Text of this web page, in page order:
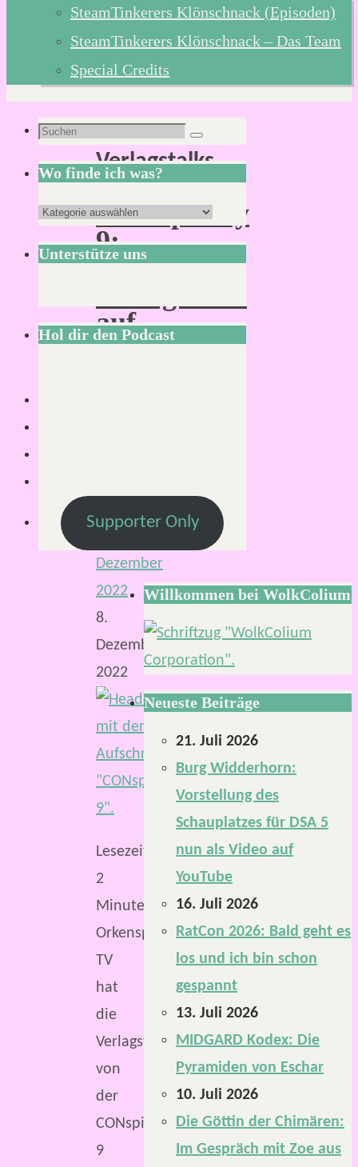
SteamTinkerers Klönschnack (Episoden)
SteamTinkerers Klönschnack – Das Team
Special Credits
Schlagwort:
Verlagstalks
CONspiracy
9:
Alle
auf
YouTube
Dezember
2022
8.
Dezember
2022
Lesezeit:
2
Minuten
Orkenspalter
TV
hat
die
Verlagstalks
von
der
CONspiracy
9
Suchen
nach:
Suchen
Wo finde ich was?
Wo
finde
ich
Unterstütze uns
Hol dir den Podcast
Supporter Only
Willkommen bei WolkColium
Neueste Beiträge
21. Juli 2026
Burg Widderhorn:
Vorstellung des
Schauplatzes für DSA 5
nun als Video auf
YouTube
16. Juli 2026
RatCon 2026: Bald geht es
los und ich bin schon
gespannt
13. Juli 2026
MIDGARD Kodex: Die
Pyramiden von Eschar
10. Juli 2026
Die Göttin der Chimären:
Im Gespräch mit Zoe aus